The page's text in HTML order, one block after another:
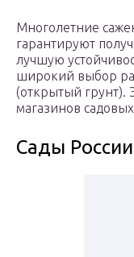
Многолетние
гарантируют
лучшую
широкий выбор
(открытый грунт).
магазинов
Сады России